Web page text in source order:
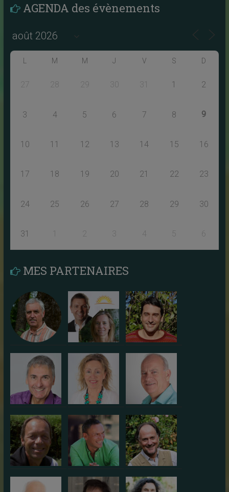
AGENDA des évènements
M M J V S D
27 28 29 30 31 1 2
3 4 5 6 7 8 9
10 11 12 13 14 15 16
17 18 19 20 21 22 23
24 25 26 27 28 29 30
31 1 2 3 4 5 6
MES PARTENAIRES